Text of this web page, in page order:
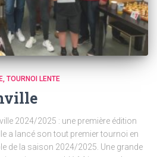
TOURNOI LENTE
2024/2025 : une première édition
a lancé son tout premier tournoi en
de la saison 2024/2025. Une grande